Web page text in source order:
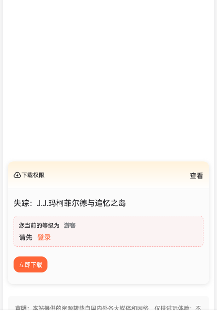
下载权限 查看
失踪：J.J.玛柯菲尔德与追忆之岛
您当前的等级为 游客
请先 登录
立即下载
声明： 本站提供的资源转载自国内外各大媒体和网络，仅供试玩体验；不